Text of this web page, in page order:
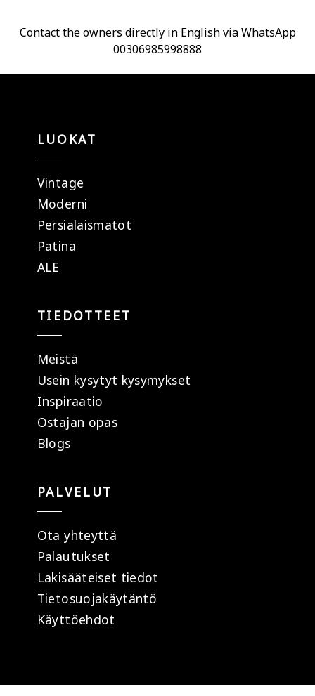
Contact the owners directly in English via WhatsApp
00306985998888
LUOKAT
Vintage
Moderni
Persialaismatot
Patina
ALE
TIEDOTTEET
Meistä
Usein kysytyt kysymykset
Inspiraatio
Ostajan opas
Blogs
PALVELUT
Ota yhteyttä
Palautukset
Lakisääteiset tiedot
Tietosuojakäytäntö
Käyttöehdot